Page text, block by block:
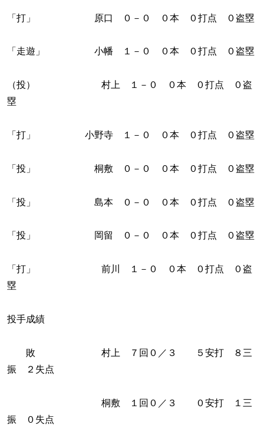
「打」 原口 ０－０ ０本 ０打点 ０盗塁
「走遊」 小幡 １－０ ０本 ０打点 ０盗塁
（投） 村上 １－０ ０本 ０打点 ０盗
塁
「打」 小野寺 １－０ ０本 ０打点 ０盗塁
「投」 桐敷 ０－０ ０本 ０打点 ０盗塁
「投」 島本 ０－０ ０本 ０打点 ０盗塁
「投」 岡留 ０－０ ０本 ０打点 ０盗塁
「打」 前川 １－０ ０本 ０打点 ０盗
塁
投手成績
敗 村上 ７回０／３ ５安打 ８三
振 ２失点
桐敷 １回０／３ ０安打 １三
振 ０失点